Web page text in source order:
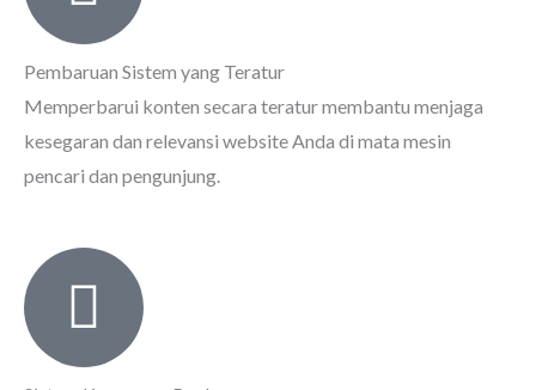
Pembaruan Sistem yang Teratur
Memperbarui konten secara teratur membantu menjaga
kesegaran dan relevansi website Anda di mata mesin
pencari dan pengunjung.